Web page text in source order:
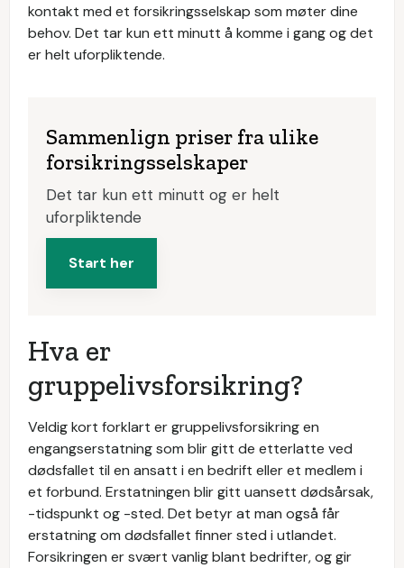
kontakt med et forsikringsselskap som møter dine
behov. Det tar kun ett minutt å komme i gang og det
er helt uforpliktende.
Sammenlign priser fra ulike
forsikringsselskaper
Det tar kun ett minutt og er helt
uforpliktende
Start her
Hva er
gruppelivsforsikring?
Veldig kort forklart er gruppelivsforsikring en
engangserstatning som blir gitt de etterlatte ved
dødsfallet til en ansatt i en bedrift eller et medlem i
et forbund. Erstatningen blir gitt uansett dødsårsak,
-tidspunkt og -sted. Det betyr at man også får
erstatning om dødsfallet finner sted i utlandet.
Forsikringen er svært vanlig blant bedrifter, og gir